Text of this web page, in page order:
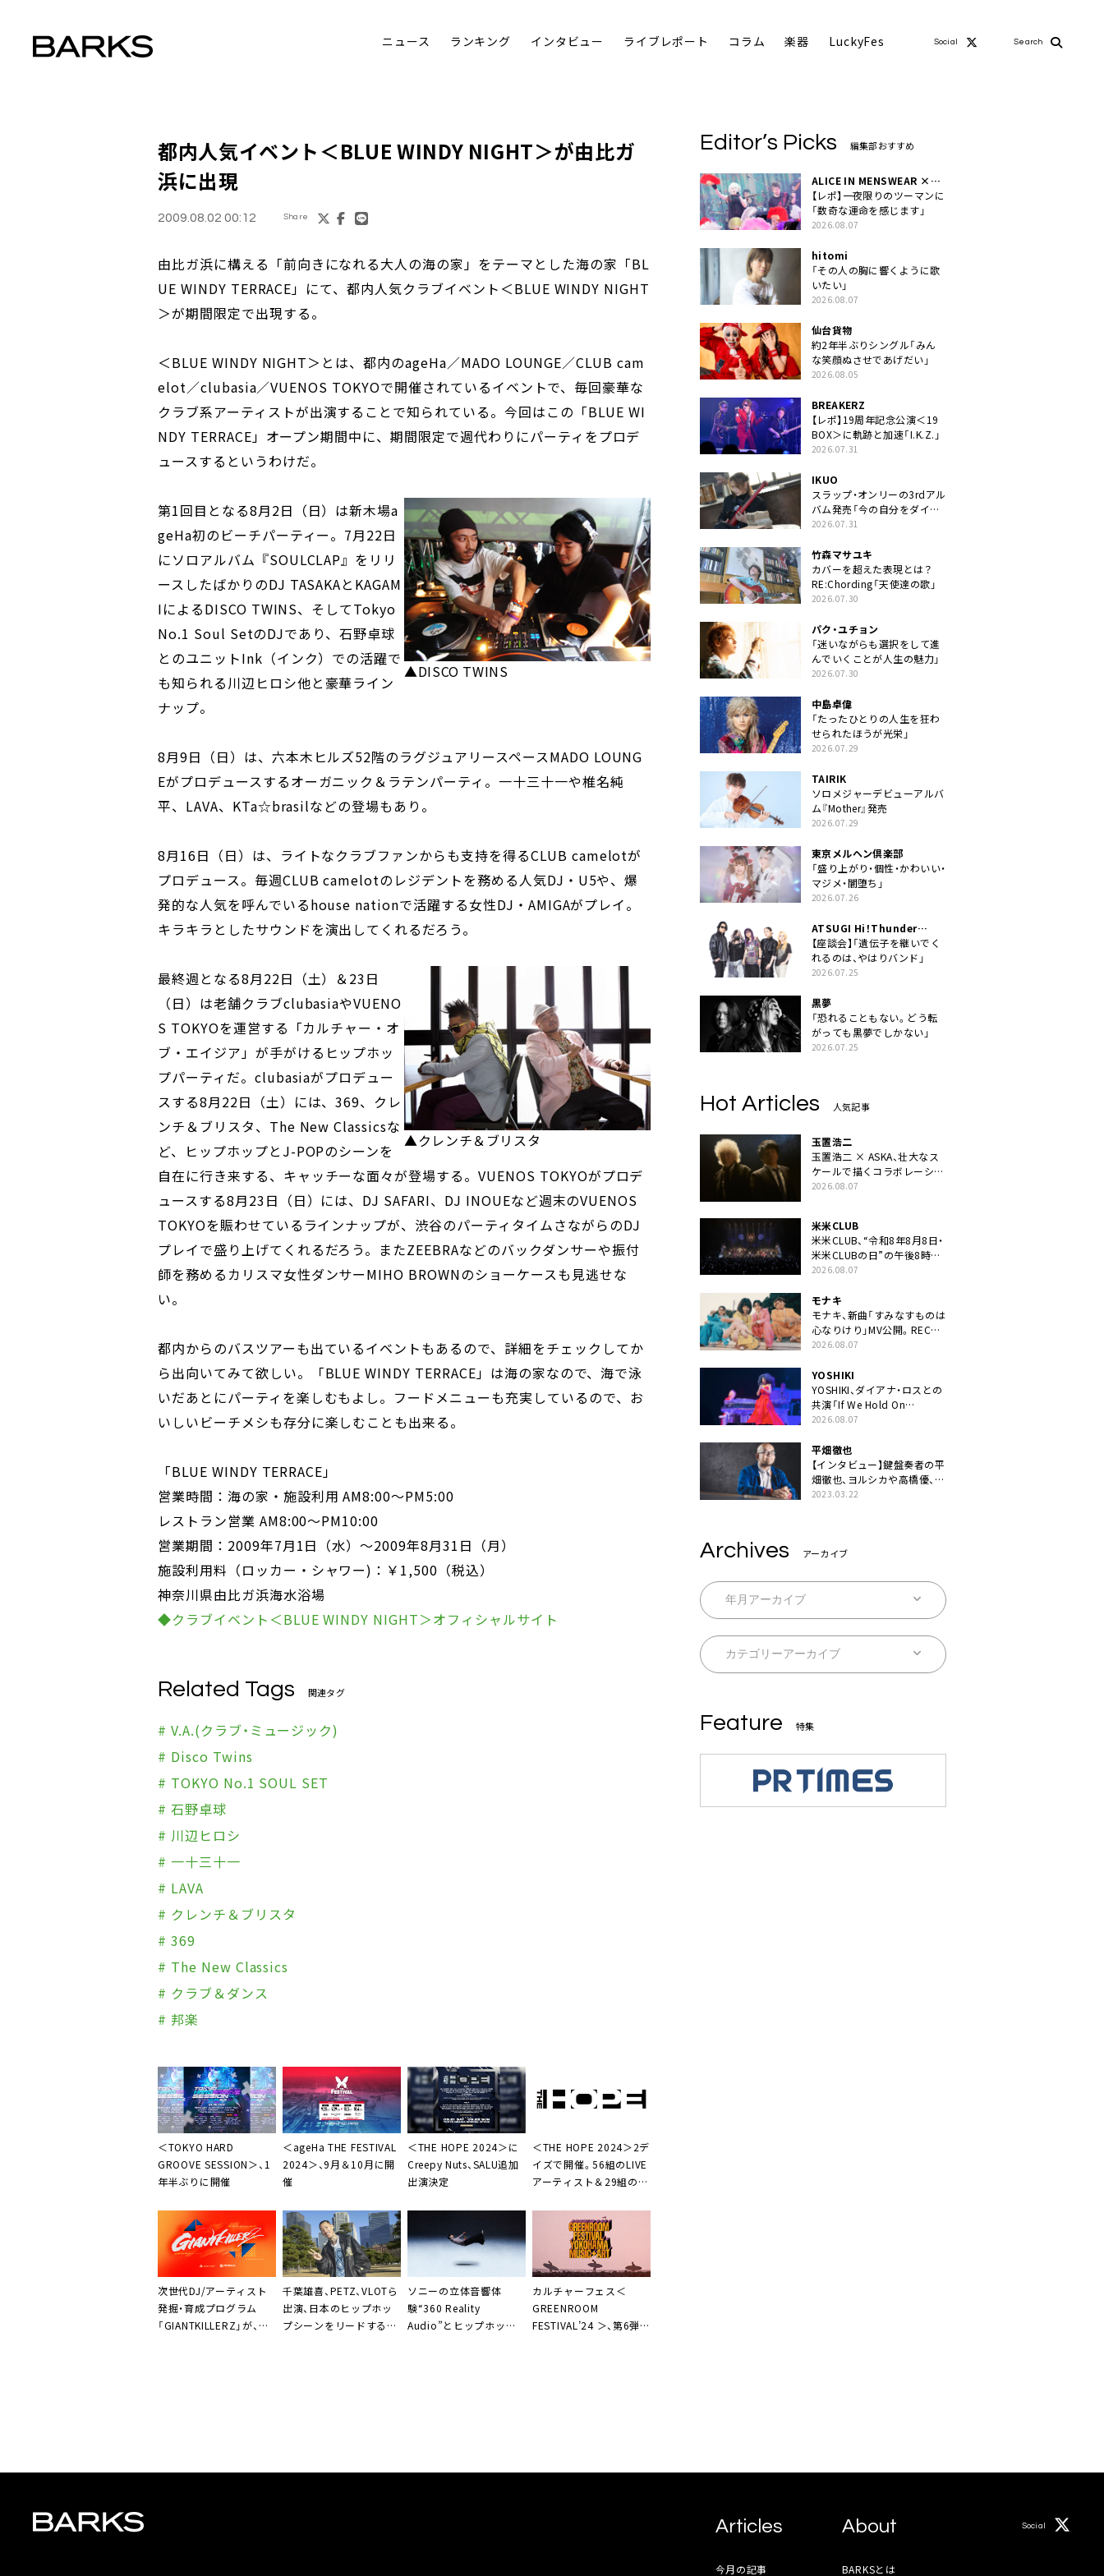
ニュース ランキング インタビュー ライブレポート コラム 楽器 LuckyFes Social Search
都内人気イベント＜BLUE WINDY NIGHT＞が由比ガ
浜に出現
2009.08.02 00:12 Share
由比ガ浜に構える「前向きになれる大人の海の家」をテーマとした海の家「BL
UE WINDY TERRACE」にて、都内人気クラブイベント＜BLUE WINDY NIGHT
＞が期間限定で出現する。
＜BLUE WINDY NIGHT＞とは、都内のageHa／MADO LOUNGE／CLUB cam
elot／clubasia／VUENOS TOKYOで開催されているイベントで、毎回豪華な
クラブ系アーティストが出演することで知られている。今回はこの「BLUE WI
NDY TERRACE」オープン期間中に、期間限定で週代わりにパーティをプロデ
ュースするというわけだ。
▲DISCO TWINS
第1回目となる8月2日（日）は新木場a
geHa初のビーチパーティー。7月22日
にソロアルバム『SOULCLAP』をリリ
ースしたばかりのDJ TASAKAとKAGAM
IによるDISCO TWINS、そしてTokyo
No.1 Soul SetのDJであり、石野卓球
とのユニットInk（インク）での活躍で
も知られる川辺ヒロシ他と豪華ライン
ナップ。
8月9日（日）は、六本木ヒルズ52階のラグジュアリースペースMADO LOUNG
Eがプロデュースするオーガニック＆ラテンパーティ。一十三十一や椎名純
平、LAVA、KTa☆brasilなどの登場もあり。
8月16日（日）は、ライトなクラブファンからも支持を得るCLUB camelotが
プロデュース。毎週CLUB camelotのレジデントを務める人気DJ・U5や、爆
発的な人気を呼んでいるhouse nationで活躍する女性DJ・AMIGAがプレイ。
キラキラとしたサウンドを演出してくれるだろう。
▲クレンチ＆ブリスタ
最終週となる8月22日（土）＆23日
（日）は老舗クラブclubasiaやVUENO
S TOKYOを運営する「カルチャー・オ
ブ・エイジア」が手がけるヒップホッ
プパーティだ。clubasiaがプロデュー
スする8月22日（土）には、369、クレ
ンチ＆ブリスタ、The New Classicsな
ど、ヒップホップとJ-POPのシーンを
自在に行き来する、キャッチーな面々が登場する。VUENOS TOKYOがプロデ
ュースする8月23日（日）には、DJ SAFARI、DJ INOUEなど週末のVUENOS
TOKYOを賑わせているラインナップが、渋谷のパーティタイムさながらのDJ
プレイで盛り上げてくれるだろう。またZEEBRAなどのバックダンサーや振付
師を務めるカリスマ女性ダンサーMIHO BROWNのショーケースも見逃せな
い。
都内からのバスツアーも出ているイベントもあるので、詳細をチェックしてか
ら出向いてみて欲しい。「BLUE WINDY TERRACE」は海の家なので、海で泳
いだあとにパーティを楽しむもよし。フードメニューも充実しているので、お
いしいビーチメシも存分に楽しむことも出来る。
「BLUE WINDY TERRACE」
営業時間：海の家・施設利用 AM8:00～PM5:00
レストラン営業 AM8:00～PM10:00
営業期間：2009年7月1日（水）～2009年8月31日（月）
施設利用料（ロッカー・シャワー)：￥1,500（税込）
神奈川県由比ガ浜海水浴場
◆クラブイベント＜BLUE WINDY NIGHT＞オフィシャルサイト
Related Tags 関連タグ
# V.A.(クラブ・ミュージック)
# Disco Twins
# TOKYO No.1 SOUL SET
# 石野卓球
# 川辺ヒロシ
# 一十三十一
# LAVA
# クレンチ＆ブリスタ
# 369
# The New Classics
# クラブ＆ダンス
# 邦楽
＜TOKYO HARD
GROOVE SESSION＞、1
年半ぶりに開催
＜ageHa THE FESTIVAL
2024＞、9月＆10月に開
催
＜THE HOPE 2024＞に
Creepy Nuts、SALU追加
出演決定
＜THE HOPE 2024＞2デ
イズで開催。56組のLIVE
アーティスト＆29組の
次世代DJ/アーティスト
発掘・育成プログラム
「GIANTKILLERZ」が、エ
千葉雄喜、PETZ、VLOTら
出演、日本のヒップホッ
プシーンをリードするラ
ソニーの立体音響体
験“360 Reality
Audio”とヒップホップ
カルチャーフェス＜
GREENROOM
FESTIVAL’24 ＞、第6弾出
Editor’s Picks 編集部おすすめ
ALICE IN MENSWEAR ×
MASCHERA
【レポ】一夜限りのツーマンに
「数奇な運命を感じます」
2026.08.07
hitomi
「その人の胸に響くように歌
いたい」
2026.08.07
仙台貨物
約2年半ぶりシングル「みん
な笑顔ぬさせであげだい」
2026.08.05
BREAKERZ
【レポ】19周年記念公演＜19
BOX＞に軌跡と加速「I.K.Z.」
2026.07.31
IKUO
スラップ・オンリーの3rdアル
バム発売「今の自分をダイレ
クトに」
2026.07.31
竹森マサユキ
カバーを超えた表現とは？
RE:Chording「天使達の歌」
2026.07.30
パク・ユチョン
「迷いながらも選択をして進
んでいくことが人生の魅力」
2026.07.30
中島卓偉
「たったひとりの人生を狂わ
せられたほうが光栄」
2026.07.29
TAIRIK
ソロメジャーデビューアルバ
ム『Mother』発売
2026.07.29
東京メルヘン倶楽部
「盛り上がり・個性・かわいい・
マジメ・闇堕ち」
2026.07.26
ATSUGI Hi！Thunder
Rock Festival
【座談会】「遺伝子を継いでく
れるのは、やはりバンド」
2026.07.25
黒夢
「恐れることもない。どう転
がっても黒夢でしかない」
2026.07.25
Hot Articles 人気記事
玉置浩二
玉置浩二 × ASKA、壮大なス
ケールで描くコラボレーショ
ン曲「音銀河」リリース決定。
2026.08.07
米米CLUB
米米CLUB、“令和8年8月8日・
米米CLUBの日”の午後8時に
40周年ライブより「FANtachy
2026.08.07
モナキ
モナキ、新曲「すみなすものは
心なりけり」MV公開。RECの
ギターにEvery Little Thing・
2026.08.07
YOSHIKI
YOSHIKI、ダイアナ・ロスとの
共演「If We Hold On
Together」ライブ映像公開
2026.08.07
平畑徹也
【インタビュー】鍵盤奏者の平
畑徹也、ヨルシカや高橋優、キ
タニタツヤなど9名のゲスト
2023.03.22
Archives アーカイブ
Feature 特集
Articles
今月の記事
About
BARKSとは
Social